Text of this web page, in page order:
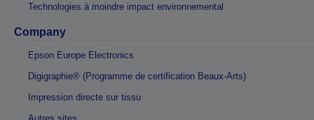
Technologies à moindre impact environnemental
Company
Epson Europe Electronics
Digigraphie® (Programme de certification Beaux-Arts)
Impression directe sur tissu